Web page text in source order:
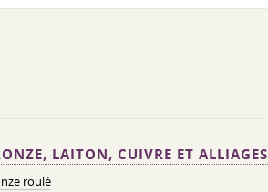
LAITON, CUIVRE ET ALLIAGES
roulé